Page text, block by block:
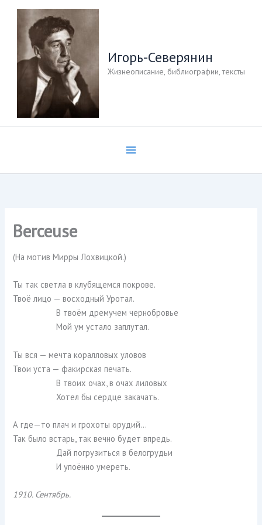
Перейти
содержимому
Игорь-Северянин
Жизнеописание, библиографии, тексты
Berceuse
(На мотив Мирры Лохвицкой.)
Ты так светла в клубящемся покрове.
Твоё лицо — восходный Уротал.
В твоём дремучем чернобровье
Мой ум устало заплутал.
Ты вся — мечта коралловых уловов
Твои уста — факирская печать.
В твоих очах, в очах лиловых
Хотел бы сердце закачать.
А где—то плач и грохоты орудий…
Так было встарь, так вечно будет впредь.
Дай погрузиться в белогрудьи
И упоённо умереть.
1910. Сентябрь.